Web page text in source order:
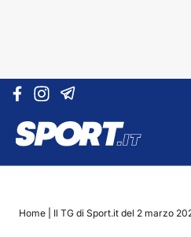
Vai al contenuto
Home Il TG di Sport.it del 2 marzo